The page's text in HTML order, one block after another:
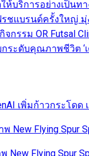
ห้บริการอย่างเป็น
ชแบรนด์ครั้งใหญ่ มุ่
กรรม OR Futsal
ระดับคุณภาพชีวิต
เพิ่มก้าวกระโด
พ New Flying
New Flying Spur